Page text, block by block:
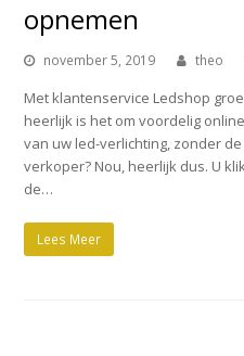
opnemen
november 5, 2019 theo
Met klantenservice Ledshop
heerlijk is het om voordelig
van uw led-verlichting, zonder
verkoper? Nou, heerlijk dus. U
de…
Lees Meer